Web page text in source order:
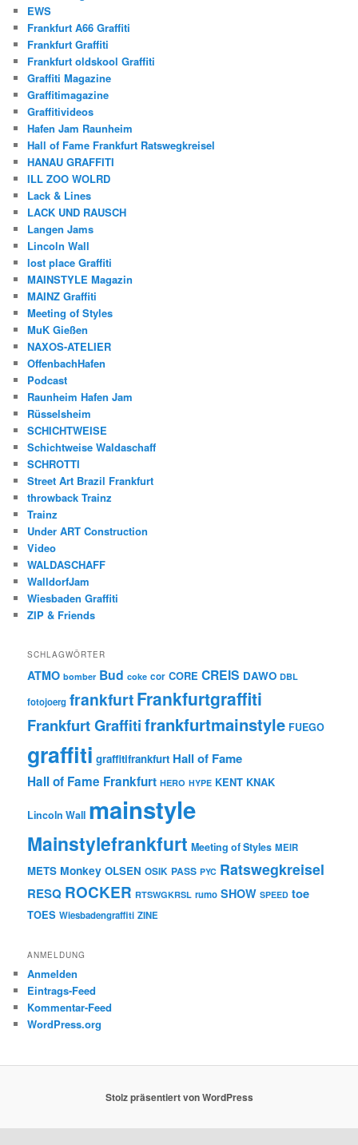
EWS
Frankfurt A66 Graffiti
Frankfurt Graffiti
Frankfurt oldskool Graffiti
Graffiti Magazine
Graffitimagazine
Graffitivideos
Hafen Jam Raunheim
Hall of Fame Frankfurt Ratswegkreisel
HANAU GRAFFITI
ILL ZOO WOLRD
Lack & Lines
LACK UND RAUSCH
Langen Jams
Lincoln Wall
lost place Graffiti
MAINSTYLE Magazin
MAINZ Graffiti
Meeting of Styles
MuK Gießen
NAXOS-ATELIER
OffenbachHafen
Podcast
Raunheim Hafen Jam
Rüsselsheim
SCHICHTWEISE
Schichtweise Waldaschaff
SCHROTTI
Street Art Brazil Frankfurt
throwback Trainz
Trainz
Under ART Construction
Video
WALDASCHAFF
WalldorfJam
Wiesbaden Graffiti
ZIP & Friends
SCHLAGWÖRTER
ATMO bomber Bud coke cor CORE CREIS DAWO DBL
fotojoerg frankfurtFrankfurtgraffiti
Frankfurt Graffitifrankfurtmainstyle FUEGO
graffiti graffitifrankfurt Hall of Fame
Hall of Fame Frankfurt HERO HYPE KENT KNAK
Lincoln Wall mainstyle
Mainstylefrankfurt Meeting of Styles MEIR
METS Monkey OLSEN OSIK PASS PYC Ratswegkreisel
RESQ ROCKER RTSWGKRSL rumo SHOW SPEED toe
TOES Wiesbadengraffiti ZINE
ANMELDUNG
Anmelden
Eintrags-Feed
Kommentar-Feed
WordPress.org
Stolz präsentiert von WordPress